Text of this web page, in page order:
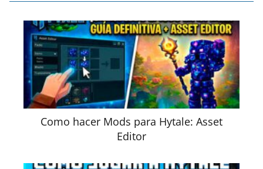
Como hacer Mods para Hytale: Asset
Editor